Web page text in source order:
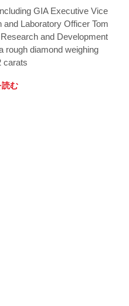
GIA Executive Vice
Laboratory Officer Tom
and Development
rough diamond weighing
carats
む